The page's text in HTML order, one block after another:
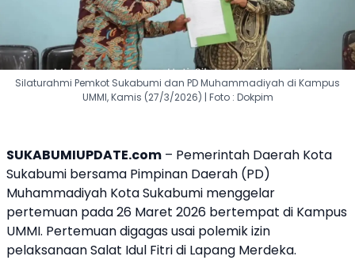
Silaturahmi Pemkot Sukabumi dan PD Muhammadiyah di Kampus
UMMI, Kamis (27/3/2026) | Foto : Dokpim
SUKABUMIUPDATE.com – Pemerintah Daerah Kota
Sukabumi bersama Pimpinan Daerah (PD)
Muhammadiyah Kota Sukabumi menggelar
pertemuan pada 26 Maret 2026 bertempat di Kampus
UMMI. Pertemuan digagas usai polemik izin
pelaksanaan Salat Idul Fitri di Lapang Merdeka.